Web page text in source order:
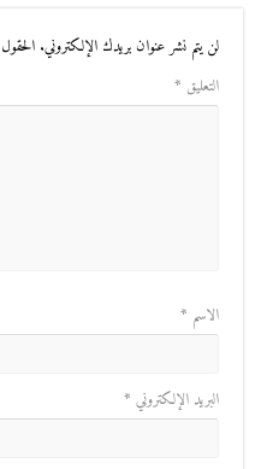
لن يتم نشر عنوان بريدك الإلكتروني.
التعليق *
الاسم *
البريد الإلكتروني *